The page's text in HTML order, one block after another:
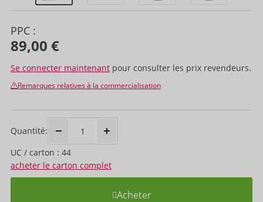
PPC :
89,00 €
Se connecter maintenant pour consulter les prix revendeurs.
Remarques relatives à la commercialisation
Quantité:
UC / carton : 44
acheter le carton complet
Acheter